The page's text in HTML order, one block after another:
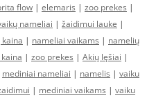
flow | elemaris | zoo prekes |
nameliai | žaidimui lauke |
| nameliai vaikams | namelių
| zoo prekes | Akių lęšiai |
mediniai nameliai | namelis | vaiku
| mediniai vaikams | vaiku